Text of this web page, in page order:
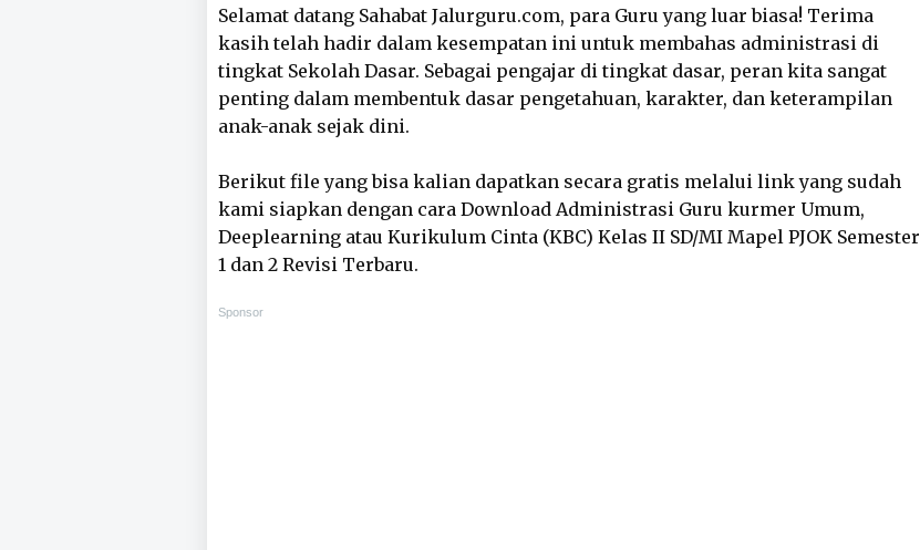
Selamat datang Sahabat Jalurguru.com, para Guru yang luar biasa! Terima
kasih telah hadir dalam kesempatan ini untuk membahas administrasi di
tingkat Sekolah Dasar. Sebagai pengajar di tingkat dasar, peran kita sangat
penting dalam membentuk dasar pengetahuan, karakter, dan keterampilan
anak-anak sejak dini.
Berikut file yang bisa kalian dapatkan secara gratis melalui link yang sudah
kami siapkan dengan cara Download Administrasi Guru kurmer Umum,
Deeplearning atau Kurikulum Cinta (KBC) Kelas II SD/MI Mapel PJOK Semester
1 dan 2 Revisi Terbaru.
Sponsor